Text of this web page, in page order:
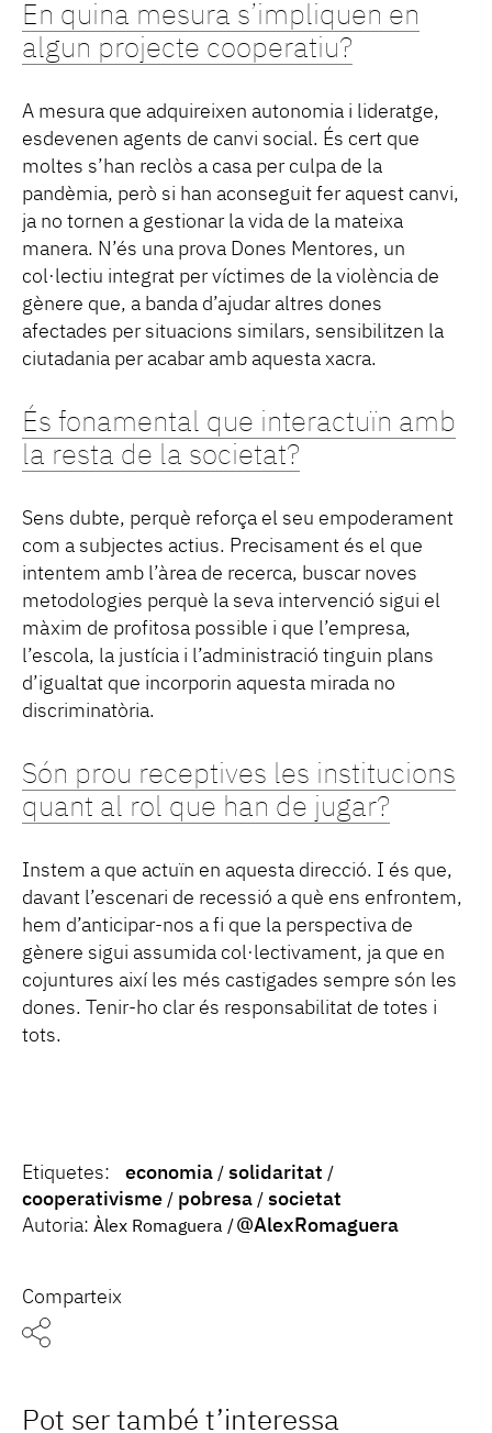
En quina mesura s’impliquen en
algun projecte cooperatiu?
A mesura que adquireixen autonomia i lideratge,
esdevenen agents de canvi social. És cert que
moltes s’han reclòs a casa per culpa de la
pandèmia, però si han aconseguit fer aquest canvi,
ja no tornen a gestionar la vida de la mateixa
manera. N’és una prova Dones Mentores, un
col·lectiu integrat per víctimes de la violència de
gènere que, a banda d’ajudar altres dones
afectades per situacions similars, sensibilitzen la
ciutadania per acabar amb aquesta xacra.
És fonamental que interactuïn amb
la resta de la societat?
Sens dubte, perquè reforça el seu empoderament
com a subjectes actius. Precisament és el que
intentem amb l’àrea de recerca, buscar noves
metodologies perquè la seva intervenció sigui el
màxim de profitosa possible i que l’empresa,
l’escola, la justícia i l’administració tinguin plans
d’igualtat que incorporin aquesta mirada no
discriminatòria.
Són prou receptives les institucions
quant al rol que han de jugar?
Instem a que actuïn en aquesta direcció. I és que,
davant l’escenari de recessió a què ens enfrontem,
hem d’anticipar-nos a fi que la perspectiva de
gènere sigui assumida col·lectivament, ja que en
cojuntures així les més castigades sempre són les
dones. Tenir-ho clar és responsabilitat de totes i
tots.
Etiquetes: economia
solidaritat
cooperativisme
pobresa
societat
Autoria: Àlex Romaguera @AlexRomaguera
Comparteix
Pot ser també t’interessa